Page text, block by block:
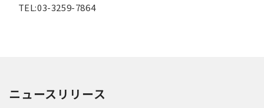
TEL:03-3259-7864
ニュースリリース